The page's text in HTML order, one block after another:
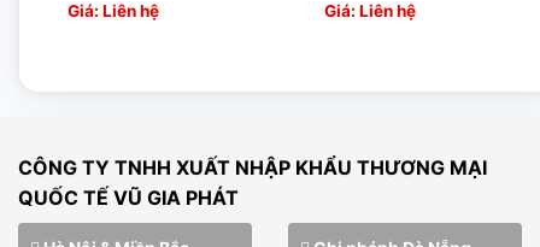
Giá: Liên hệ Giá: Liên hệ
CÔNG TY TNHH XUẤT NHẬP KHẨU THƯƠNG MẠI
QUỐC TẾ VŨ GIA PHÁT